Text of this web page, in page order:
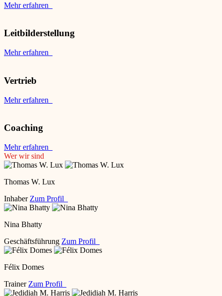
Mehr erfahren
Leitbilderstellung
Mehr erfahren
Vertrieb
Mehr erfahren
Coaching
Mehr erfahren
Wer wir sind
Thomas W. Lux
Inhaber Zum Profil
Nina Bhatty
Geschäftsführung Zum Profil
Félix Domes
Trainer Zum Profil